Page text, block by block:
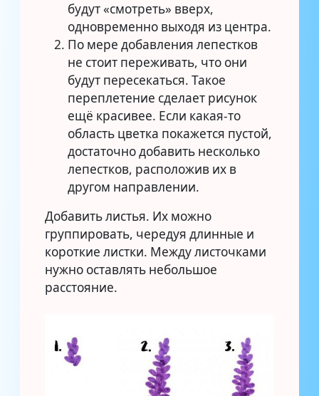
будут «смотреть» вверх,
одновременно выходя из центра.
По мере добавления лепестков
не стоит переживать, что они
будут пересекаться. Такое
переплетение сделает рисунок
ещё красивее. Если какая-то
область цветка покажется пустой,
достаточно добавить несколько
лепестков, расположив их в
другом направлении.
Добавить листья. Их можно
группировать, чередуя длинные и
короткие листки. Между листочками
нужно оставлять небольшое
расстояние.